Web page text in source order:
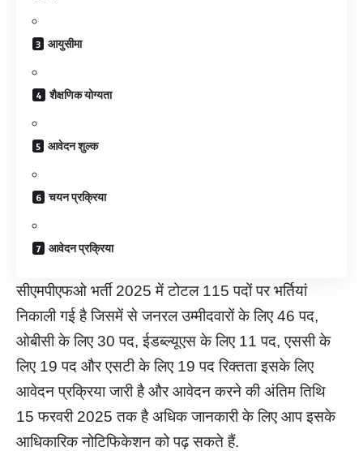
आयुसीमा
शैक्षणिक योग्यता
आवेदन शुल्क
चयन प्रक्रिया
आवेदन प्रक्रिया
सीएमपीएफओ भर्ती 2025 में टोटल 115 पदों पर भर्तियां
निकाली गई है जिसमें से जनरल उम्मीदवारों के लिए 46 पद,
ओबीसी के लिए 30 पद, ईडब्ल्यूएस के लिए 11 पद, एससी के
लिए 19 पद और एसटी के लिए 19 पद रिक्तता इसके लिए
आवेदन प्रक्रिया जारी है और आवेदन करने की अंतिम तिथि
15 फरवरी 2025 तक है अधिक जानकारी के लिए आप इसके
आधिकारिक नोटिफिकेशन को पढ़ सकते हैं.